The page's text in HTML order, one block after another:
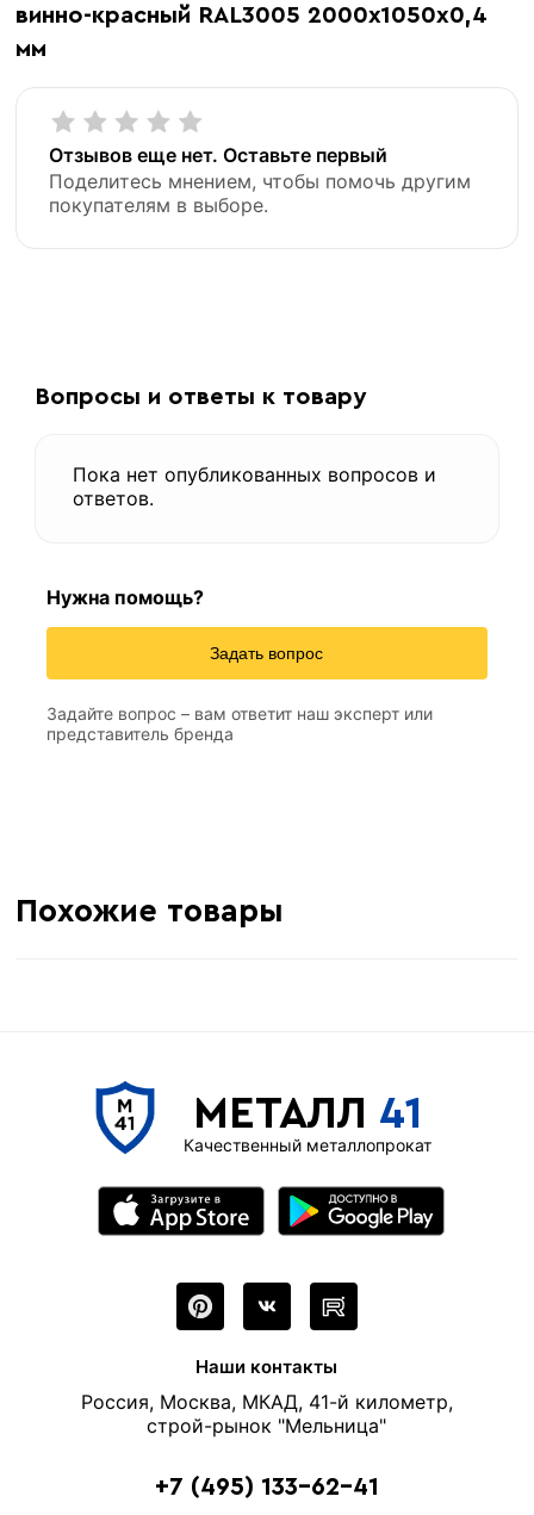
«В корзину»
Метров в 1 тонне
винно-красный RAL3005 2000х1050х0,4
мм
Отзывов еще нет. Оставьте первый
Поделитесь мнением, чтобы помочь другим
покупателям в выборе.
Вопросы и ответы к товару
Пока нет опубликованных вопросов и
ответов.
Нужна помощь?
Задать вопрос
Задайте вопрос – вам ответит наш эксперт или
представитель бренда
Похожие товары
МЕТАЛЛ 41
Качественный металлопрокат
Наши контакты
Россия, Москва, МКАД, 41-й километр,
строй-рынок "Мельница"
+7 (495) 133-62-41